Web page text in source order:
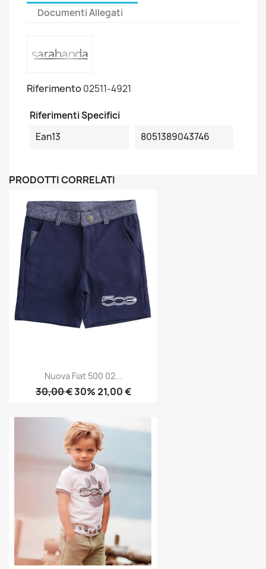
Documenti Allegati
Riferimento02511-4921
Riferimenti Specifici
Ean13
8051389043746
PRODOTTI CORRELATI
Nuova Fiat 500 02...
30,00 €30% 21,00 €